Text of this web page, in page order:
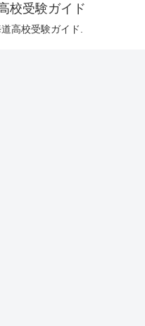
校受験ガイド
高校受験ガイド.